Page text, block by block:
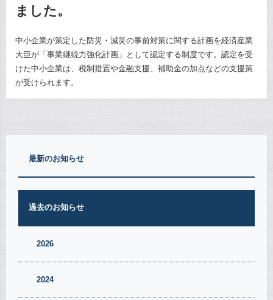
ました。
中小企業が策定した防災・減災の事前対策に関する計画を経済産業
大臣が「事業継続力強化計画」として認定する制度です。認定を受
けた中小企業は、税制措置や金融支援、補助金の加点などの支援策
が受けられます。
最新のお知らせ
過去のお知らせ
2026
2024